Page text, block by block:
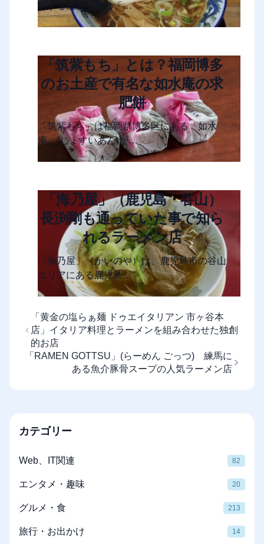
射する透明な層は「…
「筑紫もち」とは？福岡博多
のお土産で有名な如水庵の求
肥餅
「筑紫もち」は福岡県博多区にある「如水
庵」(じょすいあん)が…
「海乃屋」（鹿児島・谷山）
長渕剛も通っていた事で知ら
れるラーメン店
「海乃屋」（かいのや）は、鹿児島市の谷山
エリアにある鹿児島…
「黄金の塩らぁ麺 ドゥエイタリアン 市ヶ谷本
店」イタリア料理とラーメンを組み合わせた独創
的お店
「RAMEN GOTTSU」(らーめん ごっつ) 練馬に
ある魚介豚骨スープの人気ラーメン店
カテゴリー
Web、IT関連 82
エンタメ・趣味 20
グルメ・食 213
旅行・お出かけ 14